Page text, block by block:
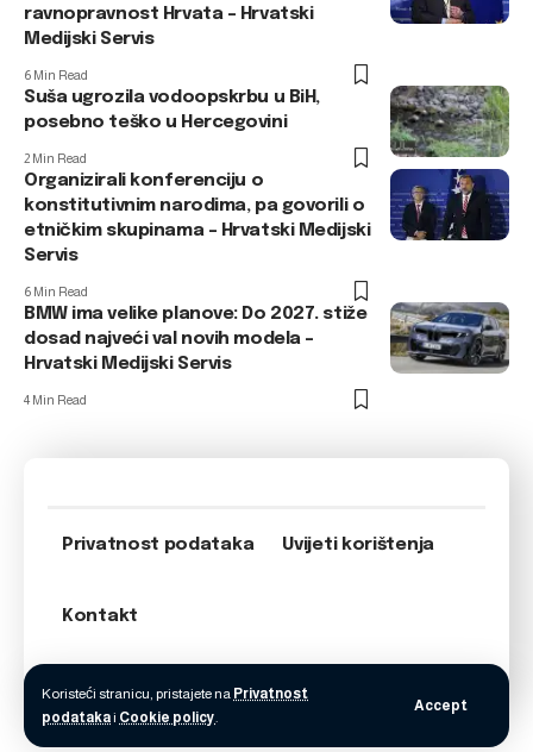
Koristeći stranicu, pristajete na Privatnost
podatakai Cookie policy.
Accept
ravnopravnost Hrvata – Hrvatski
Medijski Servis
6 Min Read
Suša ugrozila vodoopskrbu u BiH,
posebno teško u Hercegovini
2 Min Read
Organizirali konferenciju o
konstitutivnim narodima, pa govorili o
etničkim skupinama – Hrvatski Medijski
Servis
6 Min Read
BMW ima velike planove: Do 2027. stiže
dosad najveći val novih modela –
Hrvatski Medijski Servis
4 Min Read
Privatnost podataka Uvijeti korištenja
Kontakt